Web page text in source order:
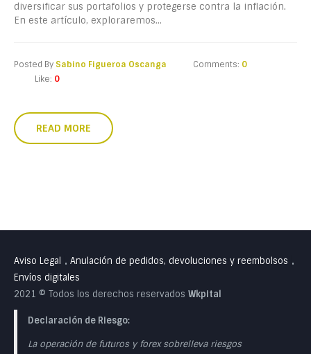
diversificar sus portafolios y protegerse contra la inflación.
En este artículo, exploraremos...
Posted By Sabino Figueroa Oscanga Comments: 0
Like: 0
READ MORE
Aviso Legal • Anulación de pedidos, devoluciones y reembolsos •
Envíos digitales
2021 © Todos los derechos reservados Wkpital
Declaración de Riesgo:
La operación de futuros y forex sobrelleva riesgos